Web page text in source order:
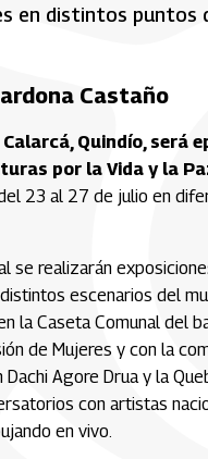
en distintos puntos
Castaño
Quindío, será
por la Vida y la
23 al 27 de julio en
se realizarán
escenarios del
la Caseta Comunal del
de Mujeres y con la
Dachi Agore Drua y la
con artistas
en vivo.